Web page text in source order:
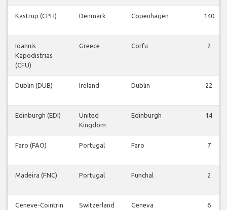
Kastrup (CPH) Denmark Copenhagen 140
Ioannis
Kapodistrias
(CFU)
Greece Corfu 2
Dublin (DUB) Ireland Dublin 22
Edinburgh (EDI)
United
Kingdom
Edinburgh 14
Faro (FAO) Portugal Faro 7
Madeira (FNC) Portugal Funchal 2
Geneve-Cointrin
Switzerland Geneva 6